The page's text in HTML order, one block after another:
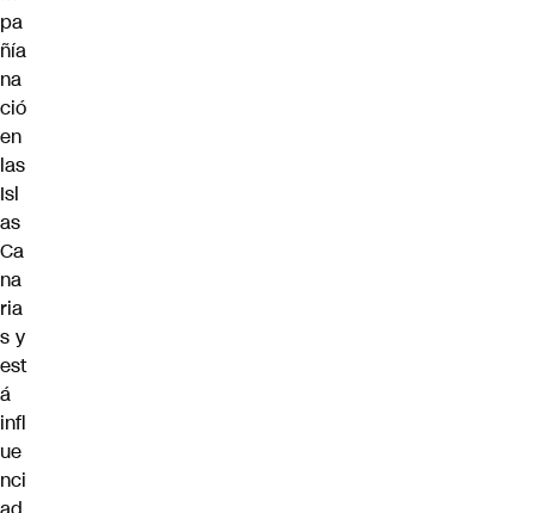
pa
ñía
na
ció
en
las
Isl
as
Ca
na
ria
s y
est
á
infl
ue
nci